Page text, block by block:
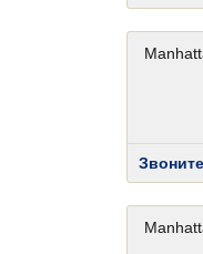
Звоните